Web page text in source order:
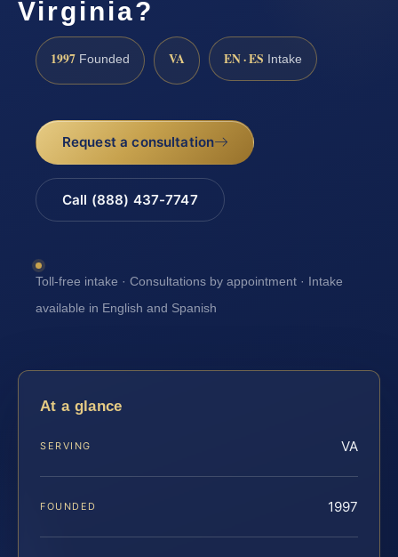
Virginia?
1997 Founded VA EN · ES Intake
Request a consultation
Call (888) 437-7747
Toll-free intake · Consultations by appointment · Intake
available in English and Spanish
At a glance
SERVING VA
FOUNDED 1997